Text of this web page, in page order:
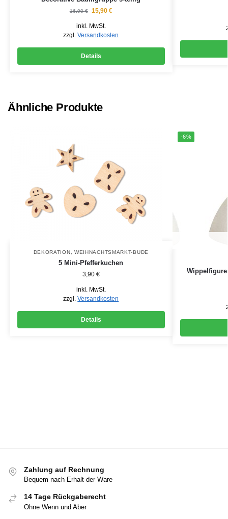
16,90€ 15,90 €
inkl. MwSt.
zzgl.Versandkosten
Details
Ähnliche Produkte
DEKORATION WEIHNACHTSMARKT-BUDE
5 Mini-Pfefferkuchen
3,90 €
inkl. MwSt.
zzgl.Versandkosten
Details
-6%
Zahlung auf Rechnung
Bequem nach Erhalt der Ware
14 Tage Rückgaberecht
Ohne Wenn und Aber